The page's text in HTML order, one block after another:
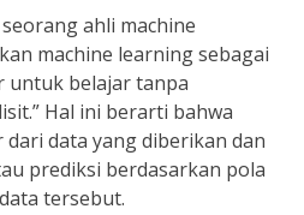
ahli machine
machine learning sebagai
untuk belajar tanpa
Hal ini berarti bahwa
data yang diberikan dan
prediksi berdasarkan pola
tersebut.